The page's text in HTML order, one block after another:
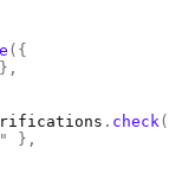
({
. check
"
},